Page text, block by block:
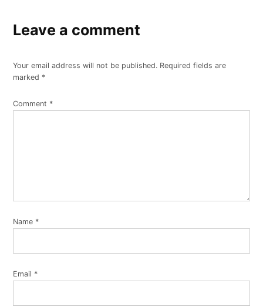
Leave a comment
Your email address will not be published. Required fields are
marked *
Comment *
Name *
Email *